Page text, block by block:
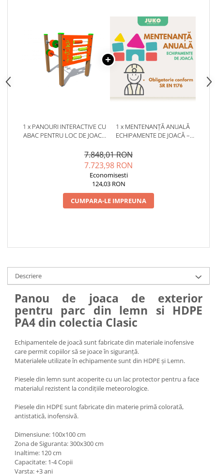
1 x PANOURI INTERACTIVE CU
ABAC PENTRU LOC DE JOACA
1 x MENTENANȚĂ ANUALĂ
ECHIPAMENTE DE JOACĂ –
CONFORM SR EN 1176
7.848,01 RON
7.723,98 RON
Economisesti
124,03 RON
CUMPARA-LE IMPREUNA
Descriere
Panou de joaca de exterior
pentru parc din lemn si HDPE
PA4 din colectia Clasic
Echipamentele de joacă sunt fabricate din materiale inofensive
care permit copiilor să se joace în siguranță.
Materialele utilizate în echipamente sunt din HDPE și Lemn.
Piesele din lemn sunt acoperite cu un lac protector pentru a face
materialul rezistent la condițiile meteorologice.
Piesele din HDPE sunt fabricate din materie primă colorată,
antistatică, inofensivă.
Dimensiune: 100x100 cm
Zona de Siguranta: 300x300 cm
Inaltime: 120 cm
Capacitate: 1-4 Copii
Varsta: +3 ani